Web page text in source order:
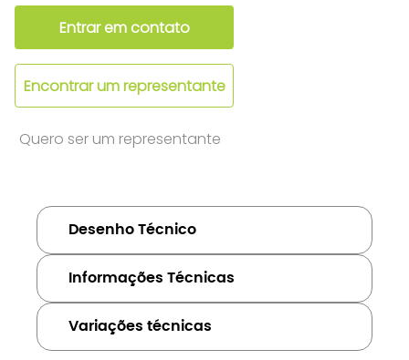
Entrar em contato
Encontrar um representante
Quero ser um representante
Desenho Técnico
Informações Técnicas
Variações técnicas